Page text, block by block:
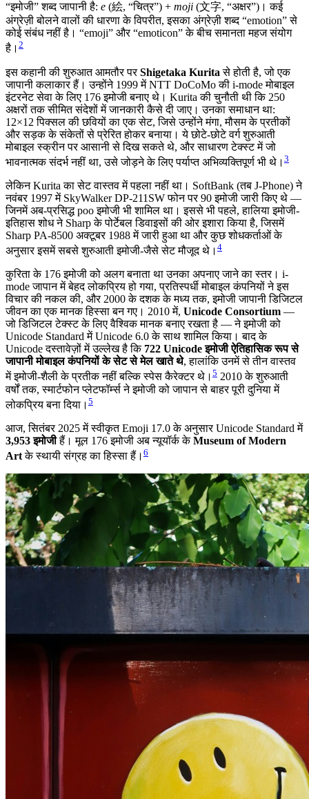
“इमोजी” शब्द जापानी है: e (絵, “चित्र”) + moji (文字, “अक्षर”)। कई
अंग्रेज़ी बोलने वालों की धारणा के विपरीत, इसका अंग्रेज़ी शब्द “emotion” से
कोई संबंध नहीं है। “emoji” और “emoticon” के बीच समानता महज संयोग
है। 2
इस कहानी की शुरुआत आमतौर परShigetaka Kurita से होती है, जो एक
जापानी कलाकार हैं। उन्होंने 1999 में NTT DoCoMo की i-mode मोबाइल
इंटरनेट सेवा के लिए 176 इमोजी बनाए थे। Kurita की चुनौती थी कि 250
अक्षरों तक सीमित संदेशों में जानकारी कैसे दी जाए। उनका समाधान था:
12×12 पिक्सल की छवियों का एक सेट, जिसे उन्होंने मंगा, मौसम के प्रतीकों
और सड़क के संकेतों से प्रेरित होकर बनाया। ये छोटे-छोटे वर्ग शुरुआती
मोबाइल स्क्रीन पर आसानी से दिख सकते थे, और साधारण टेक्स्ट में जो
भावनात्मक संदर्भ नहीं था, उसे जोड़ने के लिए पर्याप्त अभिव्यक्तिपूर्ण भी थे। 3
लेकिन Kurita का सेट वास्तव में पहला नहीं था। SoftBank (तब J-Phone) ने
नवंबर 1997 में SkyWalker DP-211SW फोन पर 90 इमोजी जारी किए थे —
जिनमें अब-प्रसिद्ध poo इमोजी भी शामिल था। इससे भी पहले, हालिया इमोजी-
इतिहास शोध ने Sharp के पोर्टेबल डिवाइसों की ओर इशारा किया है, जिसमें
Sharp PA-8500 अक्टूबर 1988 में जारी हुआ था और कुछ शोधकर्ताओं के
अनुसार इसमें सबसे शुरुआती इमोजी-जैसे सेट मौजूद थे। 4
कुरिता के 176 इमोजी को अलग बनाता था उनका अपनाए जाने का स्तर। i-
mode जापान में बेहद लोकप्रिय हो गया, प्रतिस्पर्धी मोबाइल कंपनियों ने इस
विचार की नकल की, और 2000 के दशक के मध्य तक, इमोजी जापानी डिजिटल
जीवन का एक मानक हिस्सा बन गए। 2010 में, Unicode Consortium —
जो डिजिटल टेक्स्ट के लिए वैश्विक मानक बनाए रखता है — ने इमोजी को
Unicode Standard में Unicode 6.0 के साथ शामिल किया। बाद के
Unicode दस्तावेज़ों में उल्लेख है कि 722 Unicode इमोजी ऐतिहासिक रूप से
जापानी मोबाइल कंपनियों के सेट से मेल खाते थे, हालांकि उनमें से तीन वास्तव
में इमोजी-शैली के प्रतीक नहीं बल्कि स्पेस कैरेक्टर थे। 5 2010 के शुरुआती
वर्षों तक, स्मार्टफोन प्लेटफॉर्म्स ने इमोजी को जापान से बाहर पूरी दुनिया में
लोकप्रिय बना दिया। 5
आज, सितंबर 2025 में स्वीकृत Emoji 17.0 के अनुसार Unicode Standard में
3,953 इमोजीहैं। मूल 176 इमोजी अब न्यूयॉर्क केMuseum of Modern
Artके स्थायी संग्रह का हिस्सा हैं। 6